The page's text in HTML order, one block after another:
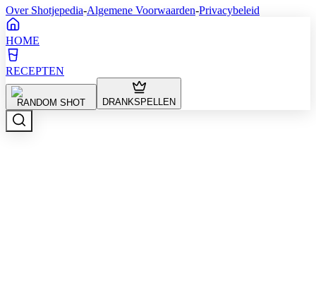
Over Shotjepedia-Algemene Voorwaarden-Privacybeleid
HOME
RECEPTEN
RANDOM SHOT DRANKSPELLEN